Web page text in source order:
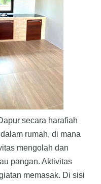
secara harafiah
rumah, di mana
mengolah dan
pangan. Aktivitas
memasak. Di sisi